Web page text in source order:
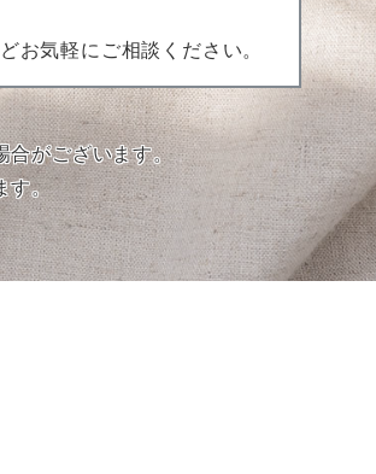
お気軽にご相談ください。
合がございます。
す。